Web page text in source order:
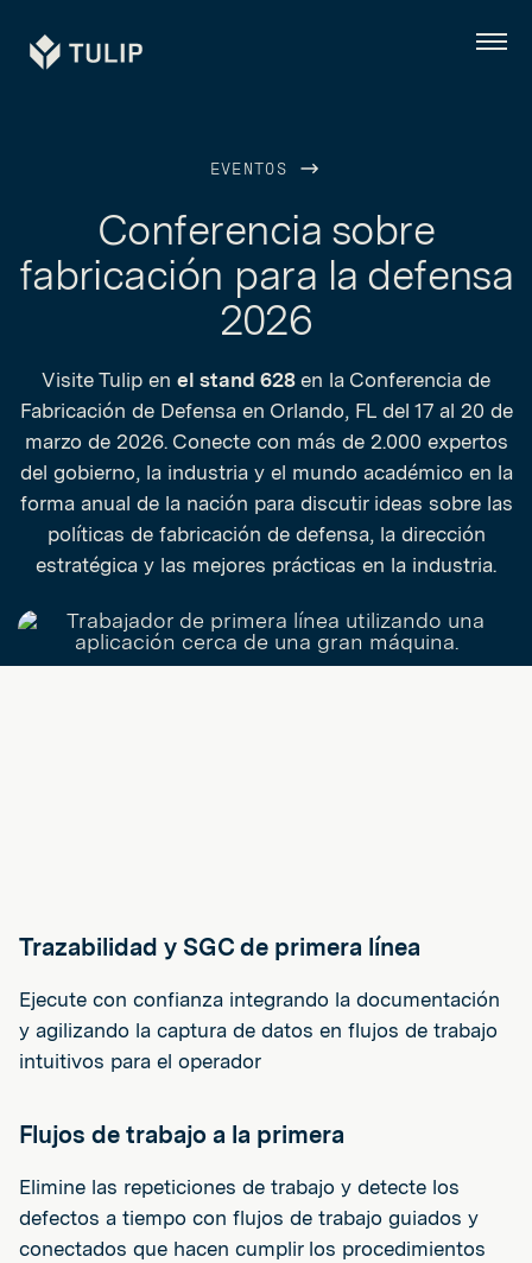
Tulip Menú
EVENTOS
Conferencia sobre
fabricación para la defensa
2026
Visite Tulip en el stand 628 en la Conferencia de
Fabricación de Defensa en Orlando, FL del 17 al 20 de
marzo de 2026. Conecte con más de 2.000 expertos
del gobierno, la industria y el mundo académico en la
forma anual de la nación para discutir ideas sobre las
políticas de fabricación de defensa, la dirección
estratégica y las mejores prácticas en la industria.
Trazabilidad y SGC de primera línea
Ejecute con confianza integrando la documentación
y agilizando la captura de datos en flujos de trabajo
intuitivos para el operador
Flujos de trabajo a la primera
Elimine las repeticiones de trabajo y detecte los
defectos a tiempo con flujos de trabajo guiados y
conectados que hacen cumplir los procedimientos